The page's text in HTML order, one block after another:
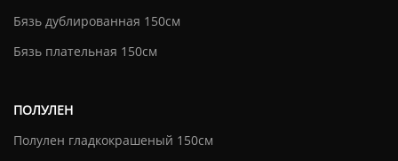
Бязь дублированная 150см
Бязь плательная 150см
ПОЛУЛЕН
Полулен гладкокрашеный 150см